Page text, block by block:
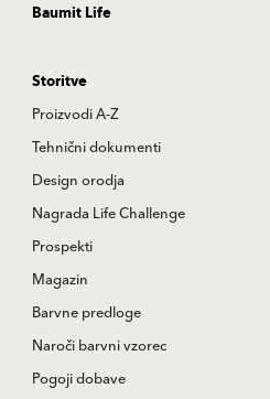
Baumit Life
Storitve
Proizvodi A-Z
Tehnični dokumenti
Design orodja
Nagrada Life Challenge
Prospekti
Magazin
Barvne predloge
Naroči barvni vzorec
Pogoji dobave